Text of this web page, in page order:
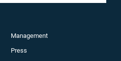
Management
Press